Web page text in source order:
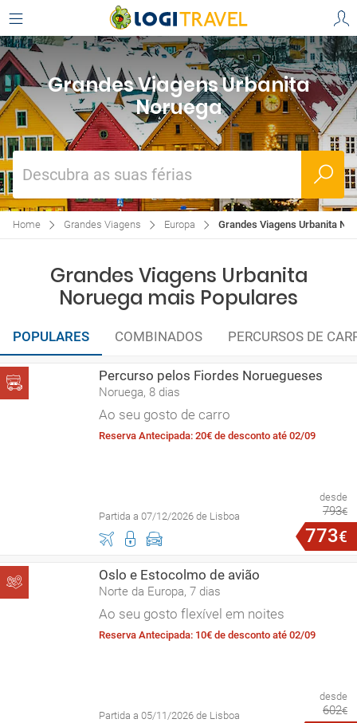
Grandes Viagens Urbanita
Noruega
Descubra as suas férias
Home Grandes Viagens Europa Grandes Viagens Urbanita
Grandes Viagens Urbanita
Noruega mais Populares
POPULARES COMBINADOS PERCURSOS DE
Percurso pelos Fiordes Noruegueses
Noruega, 8 dias
Ao seu gosto de carro
Reserva Antecipada: 20€ de desconto até 02/09
Partida a 07/12/2026 de Lisboa
desde
793€
773€
Oslo e Estocolmo de avião
Norte da Europa, 7 dias
Ao seu gosto flexível em noites
Reserva Antecipada: 10€ de desconto até 02/09
Partida a 05/11/2026 de Lisboa
desde
602€